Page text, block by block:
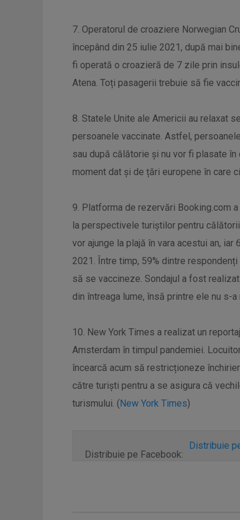
7. Operatorul de croaziere Norwegian
începând din 25 iulie 2021, după mai
fi operată o croazieră de 7 zile prin
Atena. Toți pasagerii trebuie să fie
8. Statele Unite ale Americii au relaxat
persoanele vaccinate. Astfel,
sau după călătorie și nu vor fi plasate
moment dat și de țări europene în care
9. Platforma de rezervări Booking.com
la perspectivele turiștilor pentru
vor ajunge la plajă în vara acestui an,
2021. Între timp, 59% dintre
să se vaccineze. Sondajul a fost
din întreaga lume, însă printre ele nu s-a
10. New York Times a realizat un
Amsterdam în timpul pandemiei.
încearcă acum să restricționeze
către turiști pentru a se asigura că
turismului. (New York Times)
Distribuie pe Facebook:
Distribuie